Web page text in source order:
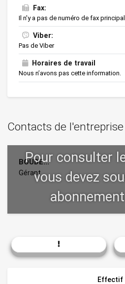
Fax:
Il n'y a pas de numéro de fax principal
Viber:
Pas de Viber
Horaires de travail
Nous n’avons pas cette information.
Contacts de l'entreprise
BOUDE...
Gérant
Effectif